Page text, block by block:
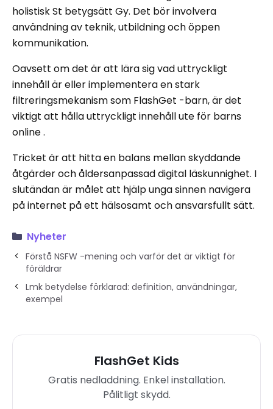
holistisk St betygsätt Gy. Det bör involvera
användning av teknik, utbildning och öppen
kommunikation.
Oavsett om det är att lära sig vad uttryckligt
innehåll är eller implementera en stark
filtreringsmekanism som FlashGet -barn, är det
viktigt att hålla uttryckligt innehåll ute för barns
online .
Tricket är att hitta en balans mellan skyddande
åtgärder och åldersanpassad digital läskunnighet. I
slutändan är målet att hjälp unga sinnen navigera
på internet på ett hälsosamt och ansvarsfullt sätt.
Nyheter
Förstå NSFW -mening och varför det är viktigt för
föräldrar
Lmk betydelse förklarad: definition, användningar,
exempel
FlashGet Kids
Gratis nedladdning. Enkel installation.
Pålitligt skydd.